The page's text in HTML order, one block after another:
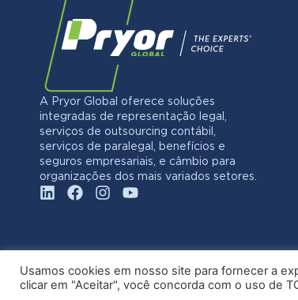
A Pryor Global oferece soluções
integradas de representação legal,
serviços de outsourcing contábil,
serviços de paralegal, benefícios e
seguros empresariais, e câmbio para
organizações dos mais variados setores.
Usamos cookies em nosso site para fornecer a
clicar em "Aceitar", você concorda com o uso de